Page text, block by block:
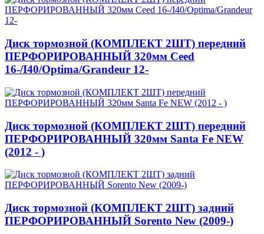
Диск тормозной (КОМПЛЕКТ 2ШТ) передний
ПЕРФОРИРОВАННЫЙ 320мм Ceed
16-/I40/Optima/Grandeur 12-
Диск тормозной (КОМПЛЕКТ 2ШТ) передний
ПЕРФОРИРОВАННЫЙ 320мм Santa Fe NEW
(2012 - )
Диск тормозной (КОМПЛЕКТ 2ШТ) задний
ПЕРФОРИРОВАННЫЙ Sorento New (2009-)